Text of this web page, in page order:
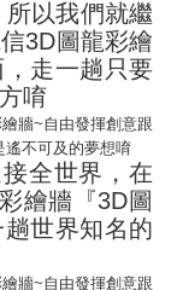
以我們就繼
3D圖龍彩繪
走一趟只要
唷
全世界，在
繪牆『3D圖
世界知名的